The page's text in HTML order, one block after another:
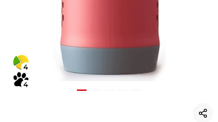
4
4